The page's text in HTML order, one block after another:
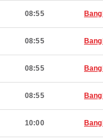
08:55
08:55
08:55
08:55
10:00